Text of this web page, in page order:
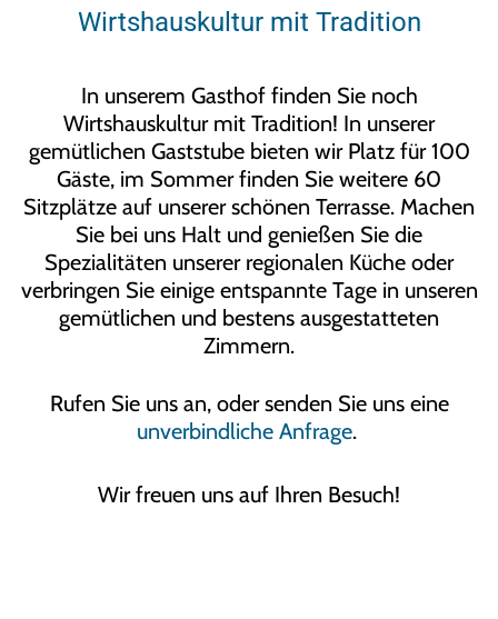
Wirtshauskultur mit Tradition
In unserem Gasthof finden Sie noch
Wirtshauskultur mit Tradition! In unserer
gemütlichen Gaststube bieten wir Platz für 100
Gäste, im Sommer finden Sie weitere 60
Sitzplätze auf unserer schönen Terrasse. Machen
Sie bei uns Halt und genießen Sie die
Spezialitäten unserer regionalen Küche oder
verbringen Sie einige entspannte Tage in unseren
gemütlichen und bestens ausgestatteten
Zimmern.
Rufen Sie uns an, oder senden Sie uns eine
unverbindliche Anfrage.
Wir freuen uns auf Ihren Besuch!